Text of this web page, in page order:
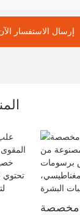
إرسال الاستفسار
مخصصة